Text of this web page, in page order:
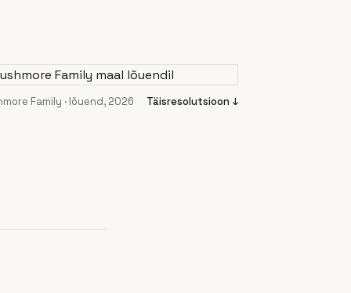
Family · lõuend, 2026 Täisresolutsioon ↓